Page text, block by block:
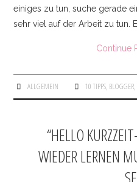
KONTAKT
einiges zu tun, suche gerade
sehr viel auf der Arbeit zu tun.
Continue
ALLGEMEIN 10 TIPPS, BLOGGER,
“HELLO
WIEDER LERNEN